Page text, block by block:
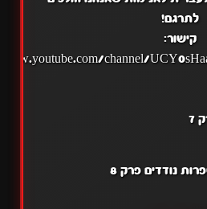
לתרגם!
קישור:
channel/
7